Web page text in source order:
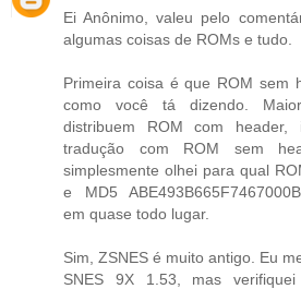
Ei Anônimo, valeu pelo
algumas coisas de ROMs e tudo.
Primeira coisa é que ROM sem
como você tá dizendo.
distribuem ROM com header,
tradução com ROM sem
simplesmente olhei para qual
e MD5
em quase todo lugar.
Sim, ZSNES é muito antigo. Eu
SNES 9X 1.53, mas